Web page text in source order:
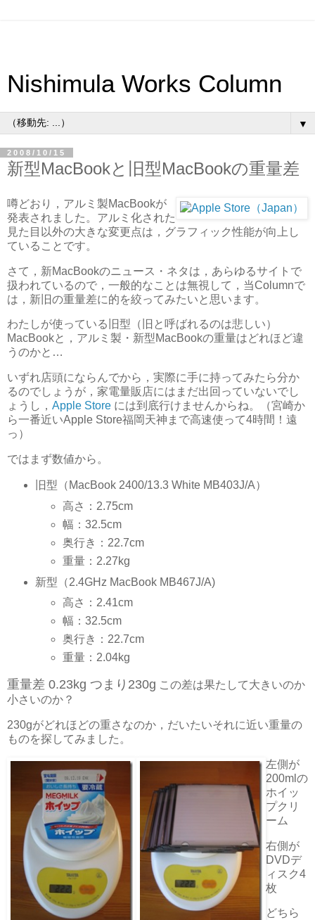
Nishimula Works Column
▼
2008/10/15
新型MacBookと旧型MacBookの重量差
噂どおり，アルミ製MacBookが
発表されました。アルミ化された
見た目以外の大きな変更点は，グラフィック性能が向上し
ていることです。
さて，新MacBookのニュース・ネタは，あらゆるサイトで
扱われているので，一般的なことは無視して，当Columnで
は，新旧の重量差に的を絞ってみたいと思います。
わたしが使っている旧型（旧と呼ばれるのは悲しい）
MacBookと，アルミ製・新型MacBookの重量はどれほど違
うのかと…
いずれ店頭にならんでから，実際に手に持ってみたら分か
るのでしょうが，家電量販店にはまだ出回っていないでし
ょうし， Apple Store には到底行けませんからね。（宮崎か
ら一番近いApple Store福岡天神まで高速使って4時間！遠
っ）
ではまず数値から。
旧型（MacBook 2400/13.3 White MB403J/A）
高さ：2.75cm
幅：32.5cm
奥行き：22.7cm
重量：2.27kg
新型（2.4GHz MacBook MB467J/A)
高さ：2.41cm
幅：32.5cm
奥行き：22.7cm
重量：2.04kg
重量差 0.23kg つまり230g この差は果たして大きいのか
小さいのか？
230gがどれほどの重さなのか，だいたいそれに近い重量の
ものを探してみました。
左側が
200mlの
ホイッ
プクリ
ーム
右側が
DVDデ
ィスク4
枚
どちら